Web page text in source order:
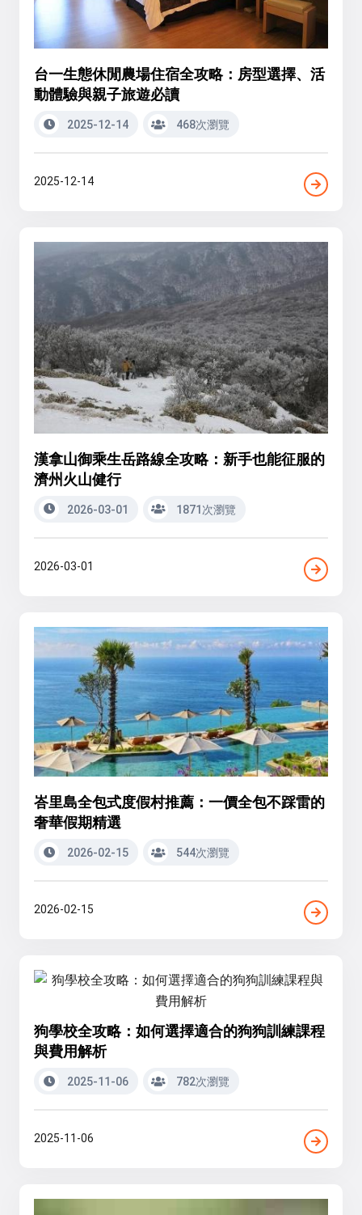
台一生態休閒農場住宿全攻略：房型選擇、活
動體驗與親子旅遊必讀
2025-12-14 468次瀏覽
2025-12-14
漢拿山御乘生岳路線全攻略：新手也能征服的
濟州火山健行
2026-03-01 1871次瀏覽
2026-03-01
峇里島全包式度假村推薦：一價全包不踩雷的
奢華假期精選
2026-02-15 544次瀏覽
2026-02-15
狗學校全攻略：如何選擇適合的狗狗訓練課程
與費用解析
2025-11-06 782次瀏覽
2025-11-06